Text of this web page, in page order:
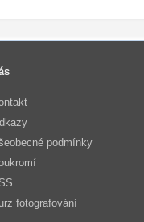
podmínky
fotografování